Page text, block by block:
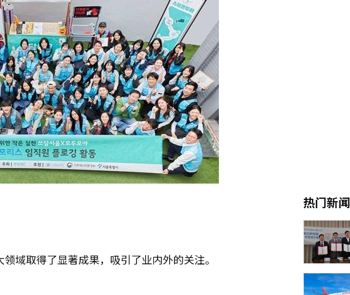
域取得了显著成果，吸引了业内外的关注。
热门新闻